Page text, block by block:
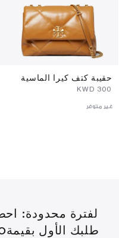
حقيبة كتف كيرا الماسية
غير متوفر
طلبك الأول بقيمة60 درهم إماراتي أو أكثر.